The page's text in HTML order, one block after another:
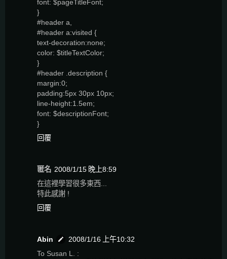
font: $pageTitleFont;
}
#header a,
#header a:visited {
text-decoration:none;
color: $titleTextColor;
}
#header .description {
margin:0;
padding:5px 30px 10px;
line-height:1.5em;
font: $descriptionFont;
}
回覆
匿名 2008/1/15 晚上8:59
在這裡學習很多東西...
特此感謝 !
回覆
Abin
2008/1/16 上午10:32
To Susan L. :